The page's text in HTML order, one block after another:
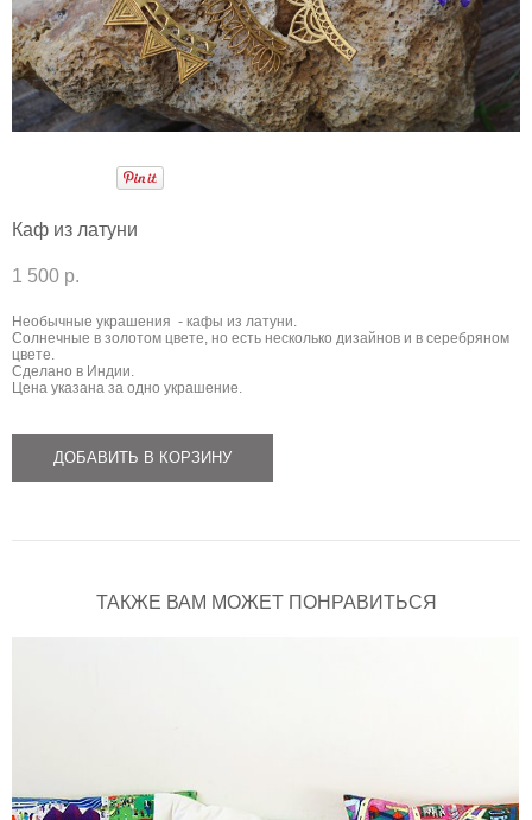
Каф из латуни
1 500 p.
Необычные украшения - кафы из латуни.
Солнечные в золотом цвете, но есть несколько дизайнов и в серебряном
цвете.
Сделано в Индии.
Цена указана за одно украшение.
ДОБАВИТЬ В КОРЗИНУ
ТАКЖЕ ВАМ МОЖЕТ ПОНРАВИТЬСЯ